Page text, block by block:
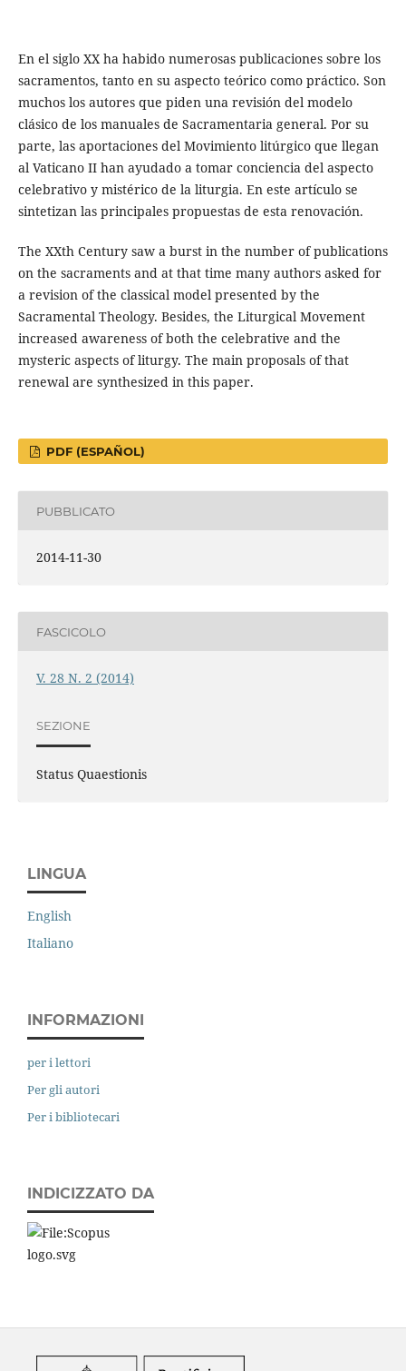
En el siglo XX ha habido numerosas publicaciones sobre los
sacramentos, tanto en su aspecto teórico como práctico. Son
muchos los autores que piden una revisión del modelo
clásico de los manuales de Sacramentaria general. Por su
parte, las aportaciones del Movimiento litúrgico que llegan
al Vaticano II han ayudado a tomar conciencia del aspecto
celebrativo y mistérico de la liturgia. En este artículo se
sintetizan las principales propuestas de esta renovación.
The XXth Century saw a burst in the number of publications
on the sacraments and at that time many authors asked for
a revision of the classical model presented by the
Sacramental Theology. Besides, the Liturgical Movement
increased awareness of both the celebrative and the
mysteric aspects of liturgy. The main proposals of that
renewal are synthesized in this paper.
PDF (ESPAÑOL)
PUBBLICATO
2014-11-30
FASCICOLO
V. 28 N. 2 (2014)
SEZIONE
Status Quaestionis
LINGUA
English
Italiano
INFORMAZIONI
per i lettori
Per gli autori
Per i bibliotecari
INDICIZZATO DA